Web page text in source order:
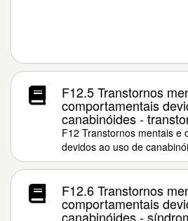
F12.5 Transtornos
comportamentais
canabinóides -
F12 Transtornos mentais e
devidos ao uso de
F12.6 Transtornos
comportamentais
canabinóides -